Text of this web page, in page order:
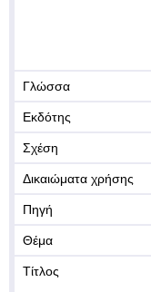
Γλώσσα
Εκδότης
Σχέση
Δικαιώματα χρήσης
Πηγή
Θέμα
Τίτλος